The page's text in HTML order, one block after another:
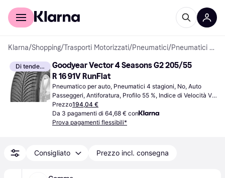
Per il tuo shopping
Klarna/Shopping/Trasporti Motorizzati/Pneumatici/ Pneumatici per auto
Di tendenza
Goodyear Vector 4 Seasons G2 205/55
R 16 91V RunFlat
Pneumatico per auto, Pneumatici 4 stagioni, No, Auto
Passeggeri, Antiforatura, Profilo 55 %, Indice di Velocità V
(240 km/h)
Prezzo194,04 €
Da 3 pagamenti di 64,68 € con
Prova pagamenti flessibili*
Consigliato Prezzo incl. consegna